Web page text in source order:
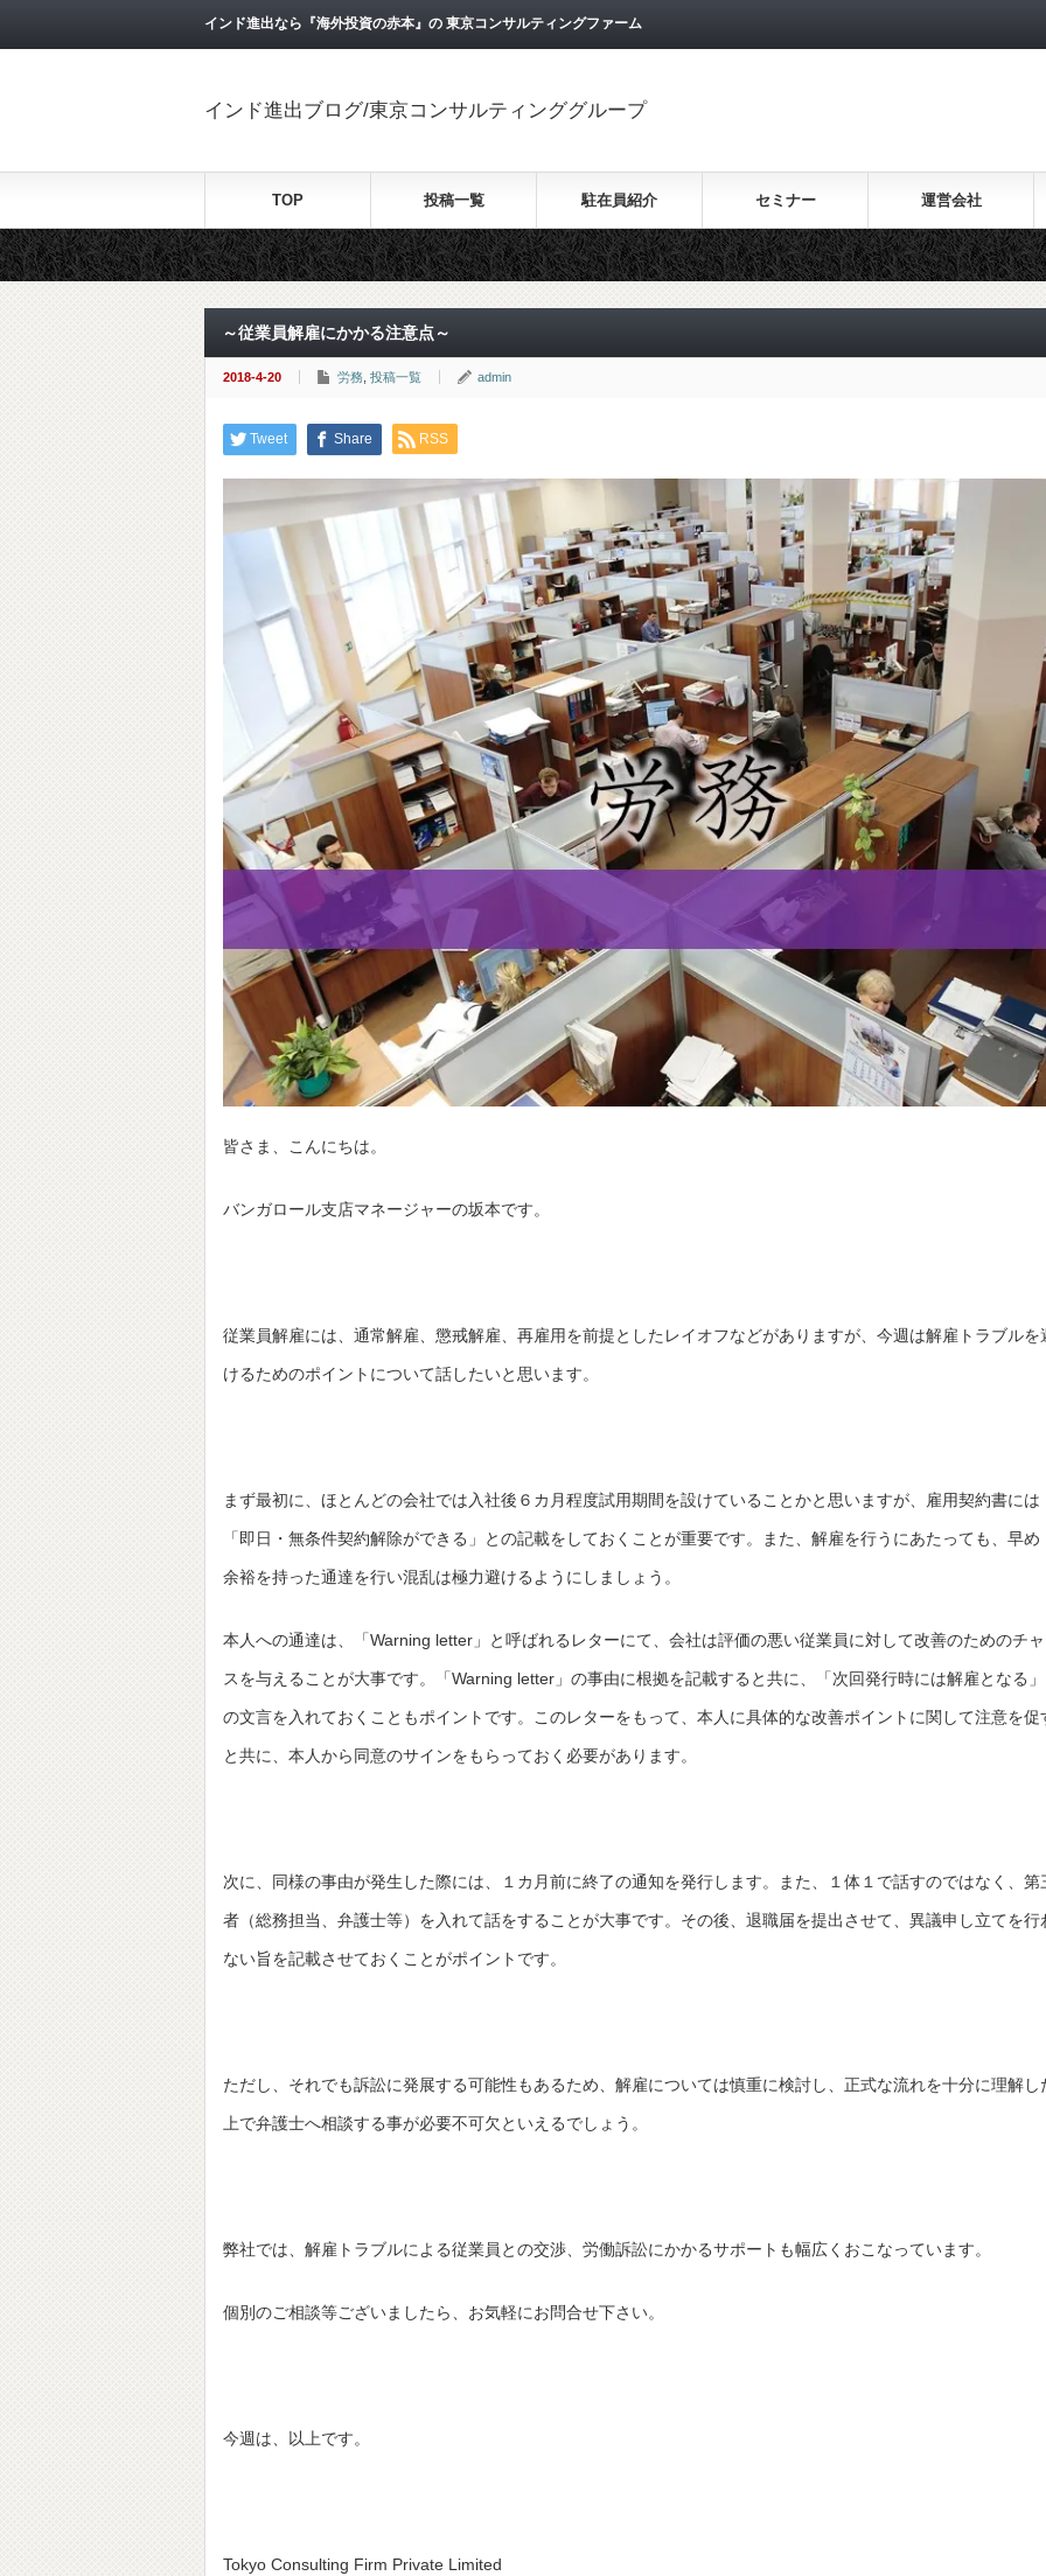
インド進出なら『海外投資の赤本』の 東京コンサルティングファーム
インド進出ブログ/東京コンサルティンググループ
TOP 投稿一覧 駐在員紹介 セミナー 運営会社
～従業員解雇にかかる注意点～
2018-4-20 労務 投稿一覧 admin
Tweet Share RSS
皆さま、こんにちは。
バンガロール支店マネージャーの坂本です。
従業員解雇には、通常解雇、懲戒解雇、再雇用を前提としたレイオフなどがありますが、今週は解雇トラブルを
けるためのポイントについて話したいと思います。
まず最初に、ほとんどの会社では入社後６カ月程度試用期間を設けていることかと思いますが、雇用契約書には
「即日・無条件契約解除ができる」との記載をしておくことが重要です。また、解雇を行うにあたっても、早め
余裕を持った通達を行い混乱は極力避けるようにしましょう。
本人への通達は、「Warning letter」と呼ばれるレターにて、会社は評価の悪い従業員に対して改善のためのチ
スを与えることが大事です。「Warning letter」の事由に根拠を記載すると共に、「次回発行時には解雇となる」
の文言を入れておくこともポイントです。このレターをもって、本人に具体的な改善ポイントに関して注意を促
と共に、本人から同意のサインをもらっておく必要があります。
次に、同様の事由が発生した際には、１カ月前に終了の通知を発行します。また、１体１で話すのではなく、第
者（総務担当、弁護士等）を入れて話をすることが大事です。その後、退職届を提出させて、異議申し立てを行
ない旨を記載させておくことがポイントです。
ただし、それでも訴訟に発展する可能性もあるため、解雇については慎重に検討し、正式な流れを十分に理解し
上で弁護士へ相談する事が必要不可欠といえるでしょう。
弊社では、解雇トラブルによる従業員との交渉、労働訴訟にかかるサポートも幅広くおこなっています。
個別のご相談等ございましたら、お気軽にお問合せ下さい。
今週は、以上です。
Tokyo Consulting Firm Private Limited